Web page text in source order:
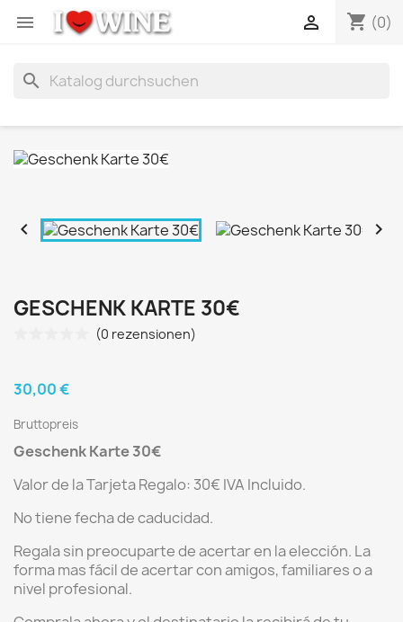
 shopping_cart (0)

search
 
GESCHENK KARTE 30€
(0 rezensionen)
30,00 €
Bruttopreis
Geschenk Karte 30€
Valor de la Tarjeta Regalo: 30€ IVA Incluido.
No tiene fecha de caducidad.
Regala sin preocuparte de acertar en la elección. La
forma mas fácil de acertar con amigos, familiares o a
nivel profesional.